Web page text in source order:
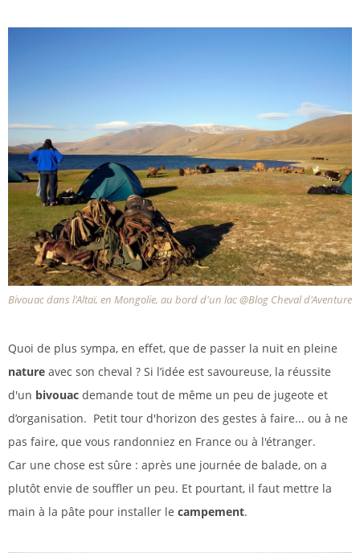
Bivouac dans l'Altaï, en Mongolie, au bord d'un lac @Blog Cheval d'Aventure
Quoi de plus sympa, en effet, que de passer la nuit en pleine
nature avec son cheval ? Si l’idée est savoureuse, la réussite
d'un bivouac demande tout de même un peu de jugeote et
d’organisation. Petit tour d'horizon des gestes à faire... ou à ne
pas faire, que vous randonniez en France ou à l'étranger.
Car une chose est sûre : après une journée de balade, on a
plutôt envie de souffler un peu. Et pourtant, il faut mettre la
main à la pâte pour installer le campement.